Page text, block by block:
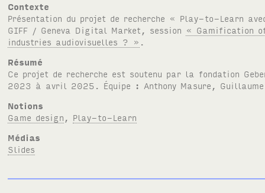
Contexte
Présentation du projet de recherche « Play-to-Learn
GIFF / Geneva Digital Market, session « Gamification
industries audiovisuelles ? » .
Résumé
Ce projet de recherche est soutenu par la fondation
2023 à avril 2025. Équipe : Anthony Masure,
Notions
Game design , Play-to-Learn
Médias
Slides